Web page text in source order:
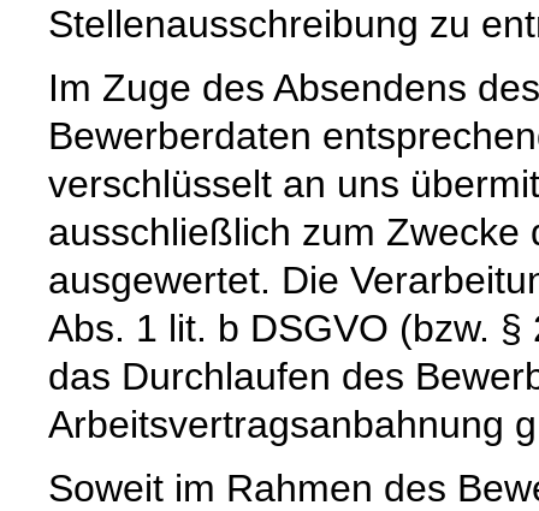
Stellenausschreibung zu
Im Zuge des Absendens
Bewerberdaten
verschlüsselt an uns
ausschließlich zum
ausgewertet. Die
Abs. 1 lit. b DSGVO (bzw.
das Durchlaufen des
Arbeitsvertragsanbahnung
Soweit im Rahmen des